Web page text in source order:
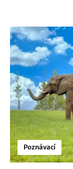
Poznávací